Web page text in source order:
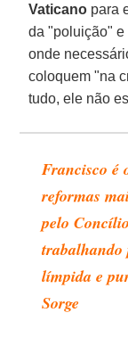
Vaticano para
da "poluição" e
onde
coloquem "na
tudo, ele não
Francisco é
reformas
pelo
trabalhando
límpida e
Sorge